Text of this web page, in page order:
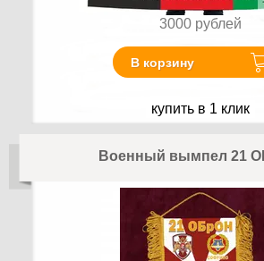
3000 рублей
В корзину
купить в 1 клик
Военный вымпел 21